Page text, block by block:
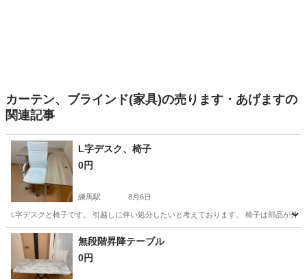
カーテン、ブラインド(家具)の売ります・あげますの
関連記事
L字デスク、椅子
0円
練馬駅 8月6日
L字デスクと椅子です。 引越しに伴い処分したいと考えております。 椅子は部品が外
東京 練馬区 練馬駅 テーブル
無段階昇降テーブル
0円